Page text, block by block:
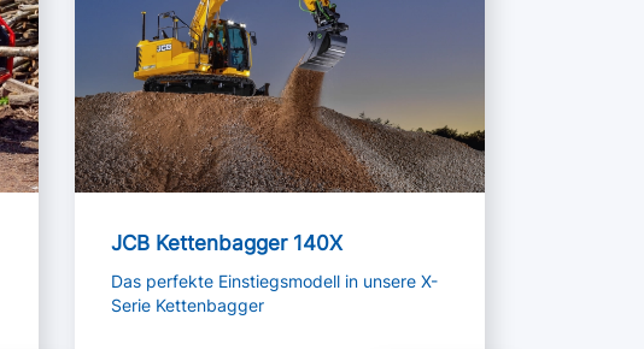
JCB Kettenbagger 140X
Das perfekte Einstiegsmodell in unsere X-
Serie Kettenbagger